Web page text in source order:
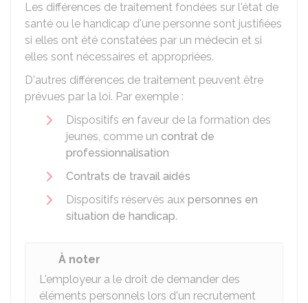
Les différences de traitement fondées sur l'état de
santé ou le handicap d'une personne sont justifiées
si elles ont été constatées par un médecin et si
elles sont nécessaires et appropriées.
D'autres différences de traitement peuvent être
prévues par la loi. Par exemple :
Dispositifs en faveur de la formation des
jeunes, comme un contrat de
professionnalisation
Contrats de travail aidés
Dispositifs réservés aux personnes en
situation de handicap.
À noter
L'employeur a le droit de demander des
éléments personnels lors d'un recrutement